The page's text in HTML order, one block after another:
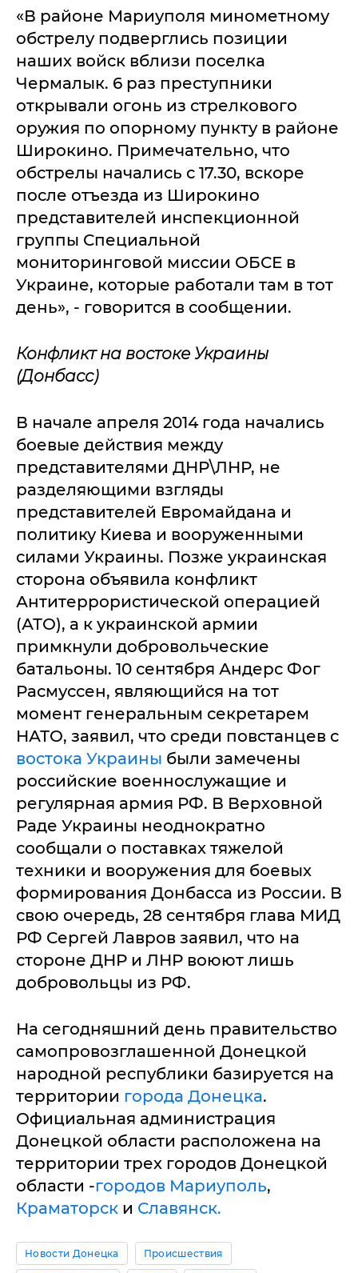
«В районе Мариуполя минометному
обстрелу подверглись позиции
наших войск вблизи поселка
Чермалык. 6 раз преступники
открывали огонь из стрелкового
оружия по опорному пункту в районе
Широкино. Примечательно, что
обстрелы начались с 17.30, вскоре
после отъезда из Широкино
представителей инспекционной
группы Специальной
мониторинговой миссии ОБСЕ в
Украине, которые работали там в тот
день», - говорится в сообщении.
Конфликт на востоке Украины
(Донбасс)
В начале апреля 2014 года начались
боевые действия между
представителями ДНР\ЛНР, не
разделяющими взгляды
представителей Евромайдана и
политику Киева и вооруженными
силами Украины. Позже украинская
сторона объявила конфликт
Антитеррористической операцией
(АТО), а к украинской армии
примкнули добровольческие
батальоны. 10 сентября Андерс Фог
Расмуссен, являющийся на тот
момент генеральным секретарем
НАТО, заявил, что среди повстанцев с
востока Украины были замечены
российские военнослужащие и
регулярная армия РФ. В Верховной
Раде Украины неоднократно
сообщали о поставках тяжелой
техники и вооружения для боевых
формирования Донбасса из России. В
свою очередь, 28 сентября глава МИД
РФ Сергей Лавров заявил, что на
стороне ДНР и ЛНР воюют лишь
добровольцы из РФ.
На сегодняшний день правительство
самопровозглашенной Донецкой
народной республики базируется на
территории города Донецка.
Официальная администрация
Донецкой области расположена на
территории трех городов Донецкой
области -городов Мариуполь,
Краматорск и Славянск.
Новости Донецка Происшествия